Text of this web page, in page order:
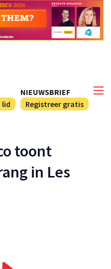
NIEUWSBRIEF
Registreer gratis
lid
toont
in Les